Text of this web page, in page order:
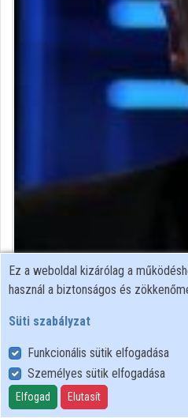
vegyészmérnök, okleveles
Közreműködő felvételei
Névjegyek
Névjegy
Ez a weboldal kizárólag a
használ a biztonságos és
Süti szabályzat
Funkcionális sütik elfogadása
Személyes sütik elfogadása
Elfogad Elutasít